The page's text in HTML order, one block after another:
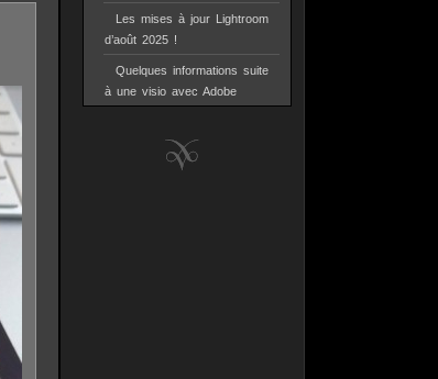
Les mises à jour Lightroom
d’août 2025 !
Quelques informations suite
à une visio avec Adobe